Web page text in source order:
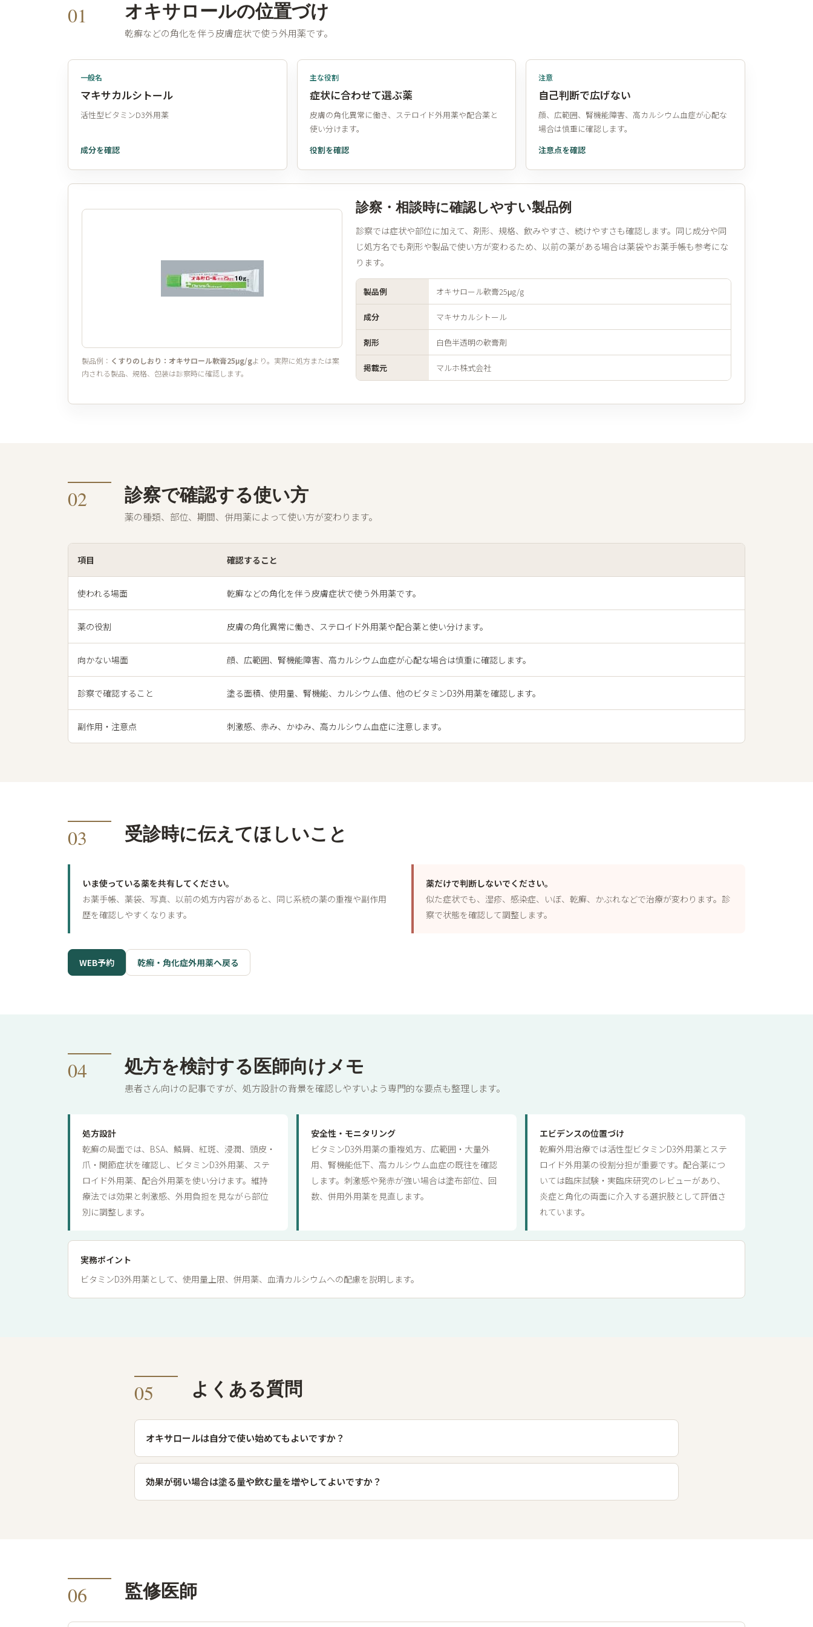
01 オキサロールの位置づけ
乾癬などの角化を伴う皮膚症状で使う外用薬です。
一般名
マキサカルシトール
活性型ビタミンD3外用薬
成分を確認
主な役割
症状に合わせて選ぶ薬
皮膚の角化異常に働き、ステロイド外用薬や配合薬と
使い分けます。
役割を確認
注意
自己判断で広げない
顔、広範囲、腎機能障害、高カルシウム血症が心配な
場合は慎重に確認します。
注意点を確認
製品例： くすりのしおり：オキサロール軟膏25μg/gより。実際に処方または案
内される製品、規格、包装は診察時に確認します。
診察・相談時に確認しやすい製品例
診察では症状や部位に加えて、剤形、規格、飲みやすさ、続けやすさも確認します。同じ成分や同
じ処方名でも剤形や製品で使い方が変わるため、以前の薬がある場合は薬袋やお薬手帳も参考にな
ります。
製品例 オキサロール軟膏25μg/g
成分 マキサカルシトール
剤形 白色半透明の軟膏剤
掲載元 マルホ株式会社
02 診察で確認する使い方
薬の種類、部位、期間、併用薬によって使い方が変わります。
項目 確認すること
使われる場面 乾癬などの角化を伴う皮膚症状で使う外用薬です。
薬の役割 皮膚の角化異常に働き、ステロイド外用薬や配合薬と使い分けます。
向かない場面 顔、広範囲、腎機能障害、高カルシウム血症が心配な場合は慎重に確認します。
診察で確認すること 塗る面積、使用量、腎機能、カルシウム値、他のビタミンD3外用薬を確認します。
副作用・注意点 刺激感、赤み、かゆみ、高カルシウム血症に注意します。
03 受診時に伝えてほしいこと
いま使っている薬を共有してください。
お薬手帳、薬袋、写真、以前の処方内容があると、同じ系統の薬の重複や副作用
歴を確認しやすくなります。
薬だけで判断しないでください。
似た症状でも、湿疹、感染症、いぼ、乾癬、かぶれなどで治療が変わります。診
察で状態を確認して調整します。
WEB予約 乾癬・角化症外用薬へ戻る
04 処方を検討する医師向けメモ
患者さん向けの記事ですが、処方設計の背景を確認しやすいよう専門的な要点も整理します。
処方設計
乾癬の局面では、BSA、鱗屑、紅斑、浸潤、頭皮・
爪・関節症状を確認し、ビタミンD3外用薬、ステ
ロイド外用薬、配合外用薬を使い分けます。維持
療法では効果と刺激感、外用負担を見ながら部位
別に調整します。
安全性・モニタリング
ビタミンD3外用薬の重複処方、広範囲・大量外
用、腎機能低下、高カルシウム血症の既往を確認
します。刺激感や発赤が強い場合は塗布部位、回
数、併用外用薬を見直します。
エビデンスの位置づけ
乾癬外用治療では活性型ビタミンD3外用薬とステ
ロイド外用薬の役割分担が重要です。配合薬につ
いては臨床試験・実臨床研究のレビューがあり、
炎症と角化の両面に介入する選択肢として評価さ
れています。
実務ポイント
ビタミンD3外用薬として、使用量上限、併用薬、血清カルシウムへの配慮を説明します。
05 よくある質問
オキサロールは自分で使い始めてもよいですか？
効果が弱い場合は塗る量や飲む量を増やしてよいですか？
06 監修医師